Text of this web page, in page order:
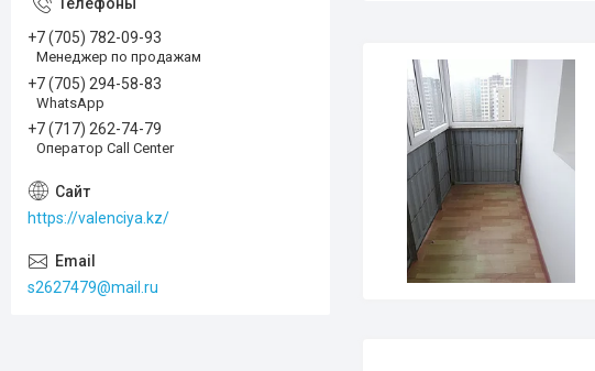
+7 (705) 782-09-93
Менеджер по продажам
+7 (705) 294-58-83
WhatsApp
+7 (717) 262-74-79
Оператор Call Center
https://valenciya.kz/
s2627479@mail.ru